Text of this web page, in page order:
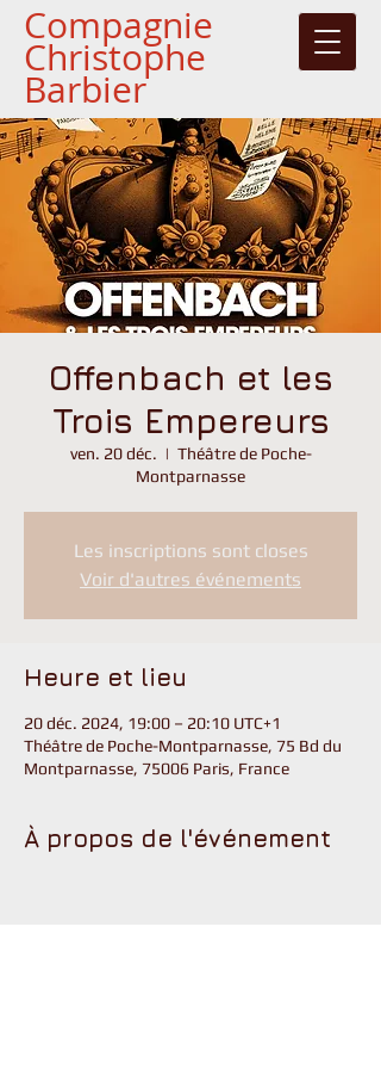
Compagnie
Christophe
Barbier
Offenbach et les
Trois Empereurs
ven. 20 déc.
  |
Théâtre de Poche-
Montparnasse
Les inscriptions sont closes
Voir d'autres événements
Heure et lieu
20 déc. 2024, 19:00 – 20:10 UTC+1
Théâtre de Poche-Montparnasse, 75 Bd du
Montparnasse, 75006 Paris, France
À propos de l'événement